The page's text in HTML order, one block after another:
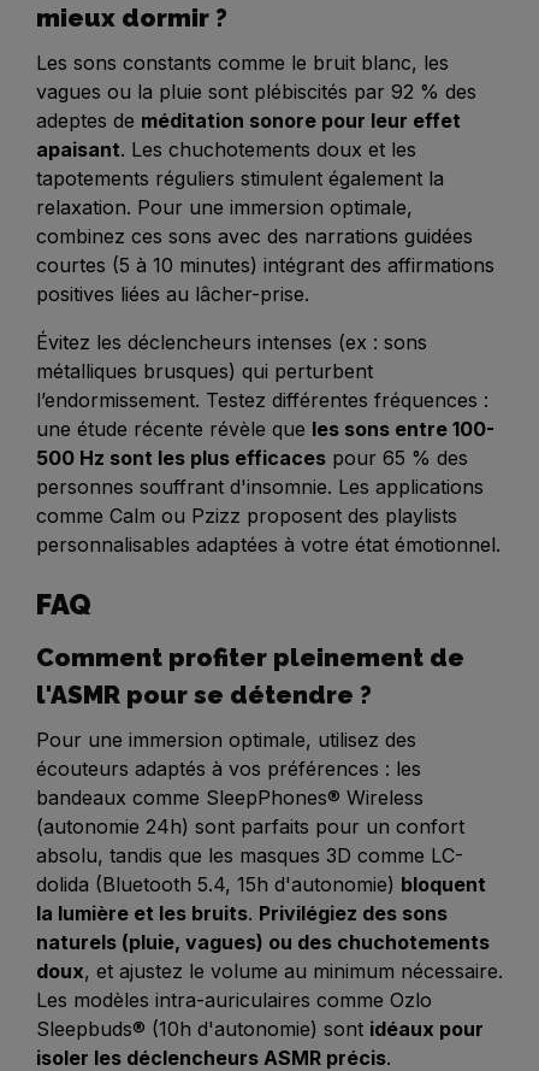
mieux dormir ?
Les sons constants comme le bruit blanc, les
vagues ou la pluie sont plébiscités par 92 % des
adeptes de méditation sonore pour leur effet
apaisant. Les chuchotements doux et les
tapotements réguliers stimulent également la
relaxation. Pour une immersion optimale,
combinez ces sons avec des narrations guidées
courtes (5 à 10 minutes) intégrant des affirmations
positives liées au lâcher-prise.
Évitez les déclencheurs intenses (ex : sons
métalliques brusques) qui perturbent
l’endormissement. Testez différentes fréquences :
une étude récente révèle que les sons entre 100-
500 Hz sont les plus efficaces pour 65 % des
personnes souffrant d'insomnie. Les applications
comme Calm ou Pzizz proposent des playlists
personnalisables adaptées à votre état émotionnel.
FAQ
Comment profiter pleinement de
l'ASMR pour se détendre ?
Pour une immersion optimale, utilisez des
écouteurs adaptés à vos préférences : les
bandeaux comme SleepPhones® Wireless
(autonomie 24h) sont parfaits pour un confort
absolu, tandis que les masques 3D comme LC-
dolida (Bluetooth 5.4, 15h d'autonomie) bloquent
la lumière et les bruits. Privilégiez des sons
naturels (pluie, vagues) ou des chuchotements
doux, et ajustez le volume au minimum nécessaire.
Les modèles intra-auriculaires comme Ozlo
Sleepbuds® (10h d'autonomie) sont idéaux pour
isoler les déclencheurs ASMR précis.